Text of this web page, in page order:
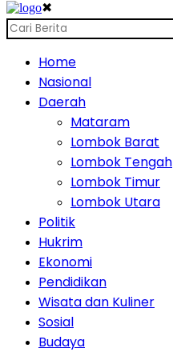
✖
Home
Nasional
Daerah
Mataram
Lombok Barat
Lombok Tengah
Lombok Timur
Lombok Utara
Politik
Hukrim
Ekonomi
Pendidikan
Wisata dan Kuliner
Sosial
Budaya